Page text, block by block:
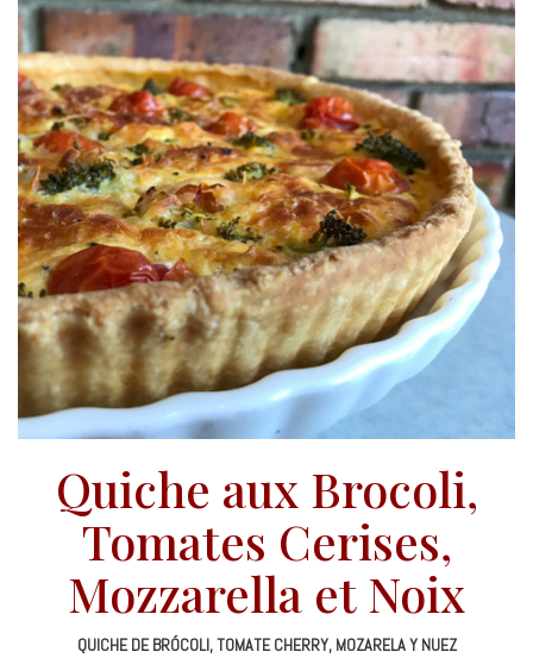
Quiche aux Brocoli,
Tomates Cerises,
Mozzarella et Noix
QUICHE DE BRÓCOLI, TOMATE CHERRY, MOZARELA Y NUEZ